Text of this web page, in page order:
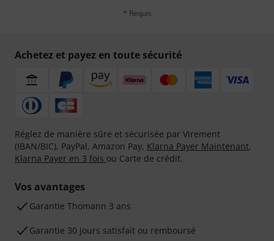
* Requis
Achetez et payez en toute sécurité
Réglez de manière sûre et sécurisée par Virement
(IBAN/BIC), PayPal, Amazon Pay, Klarna Payer Maintenant,
Klarna Payer en 3 fois ou Carte de crédit.
Vos avantages
Ga­ran­tie Thomann 3 ans
Garantie 30 jours satisfait ou remboursé